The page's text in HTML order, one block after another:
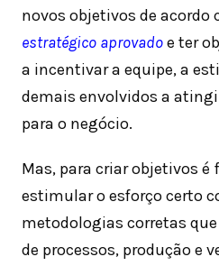
novos objetivos de acordo
estratégico aprovadoe ter
a incentivar a equipe, a
demais envolvidos a
para o negócio.
Mas, para criar objetivos
estimular o esforço certo
metodologias corretas
de processos, produção e